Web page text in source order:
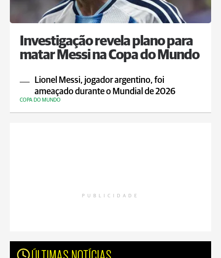
Investigação revela plano para
matar Messi na Copa do Mundo
Lionel Messi, jogador argentino, foi
ameaçado durante o Mundial de 2026
COPA DO MUNDO
PUBLICIDADE
ÚLTIMAS NOTÍCIAS